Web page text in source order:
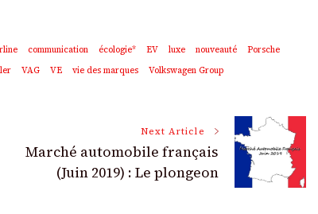
communication écologie* EV luxe nouveauté
Porsche
VAG VE vie des marques Volkswagen Group
Next Article
Marché automobile français
(Juin 2019) : Le plongeon